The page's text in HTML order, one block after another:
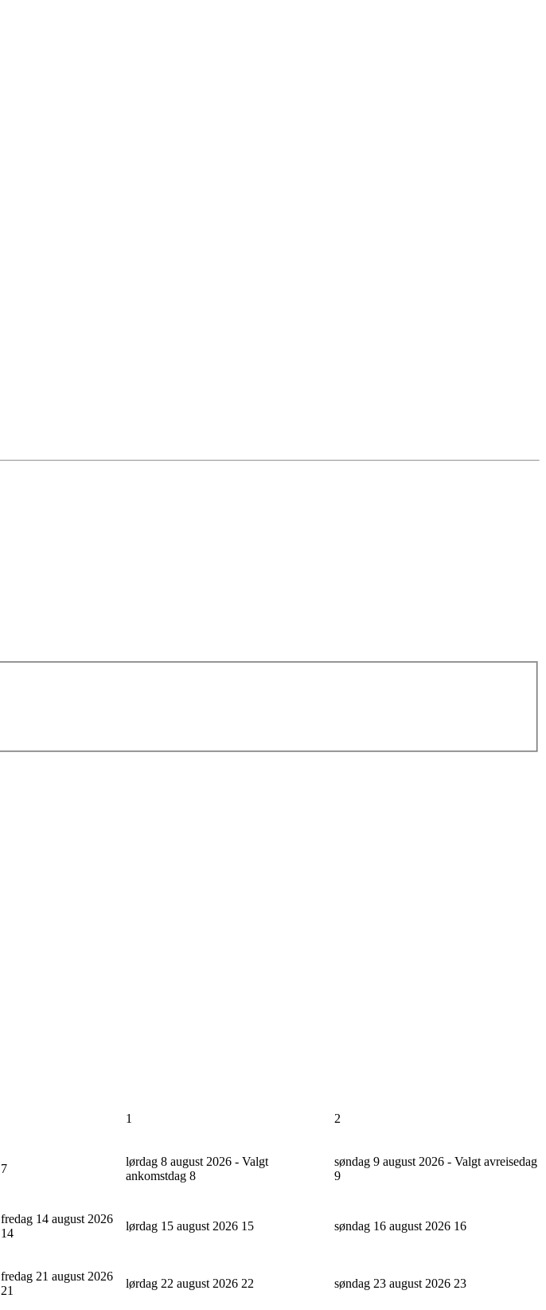
1 2
7
lørdag 8 august 2026 - Valgt
ankomstdag 8
søndag 9 august 2026 - Valgt avreisedag
9
fredag 14 august 2026
14
lørdag 15 august 2026 15 søndag 16 august 2026 16
fredag 21 august 2026
21
lørdag 22 august 2026 22 søndag 23 august 2026 23